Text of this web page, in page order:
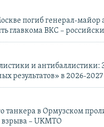
погиб генерал-
главкома ВКС –
и антибаллистики:
результатов» в 2026-2027
танкера в Ормузском
– UKMTO